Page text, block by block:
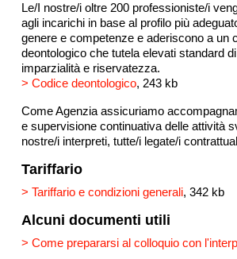
Le/I nostre/i oltre 200 professioniste/i
agli incarichi in base al profilo più
genere e competenze e aderiscono a un
deontologico che tutela elevati standard
imparzialità e riservatezza.
> Codice deontologico, 243 kb
Come Agenzia assicuriamo
e supervisione continuativa delle attività
nostre/i interpreti, tutte/i legate/i
Tariffario
> Tariffario e condizioni generali, 342 kb
Alcuni documenti utili
> Come prepararsi al colloquio con